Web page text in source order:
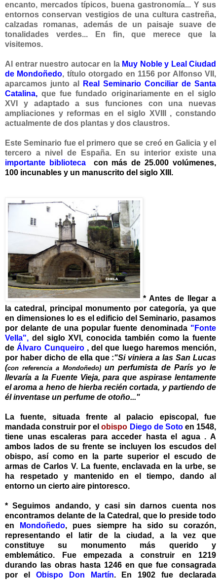
encanto, mercados típicos, buena gastronomía... Y sus
entornos conservan vestigios de una cultura castreña,
calzadas romanas, además de un paisaje suave de
tonalidades verdes... En fin, que merece que la
visitemos.
Al entrar nuestro autocar en la Muy Noble y Leal Ciudad
de Mondoñedo, título otorgado en 1156 por Alfonso VII,
aparcamos junto al
Real Seminario Conciliar de Santa
Catalina, que fue fundado originariamente en el siglo
XVI y adaptado a sus funciones con una nuevas
ampliaciones y reformas en el siglo XVIII , constando
actualmente de dos plantas y dos claustros.
Este Seminario fue el primero que se creó en Galicia y el
tercero a nivel de España. En su interior existe una
importante biblioteca
con más de 25.000 volúmenes,
100 incunables y un manuscrito del siglo XIII.
* Antes de llegar a
la catedral, principal monumento por categoría, ya que
en dimensiones lo es el edificio del Seminario, pasamos
por delante de una popular fuente denominada "Fonte
Vella", del siglo XVI, conocida también como la fuente
deÁlvaro Cunqueiro, del que luego haremos mención,
por haber dicho de ella que :"Si viniera a las San Lucas
(con referencia a Mondoñedo) un perfumista de París yo le
llevaría a la Fuente Vieja, para que aspirase lentamente
el aroma a heno de hierba recién cortada, y partiendo de
él inventase un perfume de otoño..."
La fuente, situada frente al palacio episcopal, fue
mandada construir por elobispo Diego de Soto en 1548,
tiene unas escaleras para acceder hasta el agua . A
ambos lados de su frente se incluyen los escudos del
obispo, así como en la parte superior el escudo de
armas de Carlos V. La fuente, enclavada en la urbe, se
ha respetado y mantenido en el tiempo, dando al
entorno un cierto aire pintoresco.
*Seguimos andando, y casi sin darnos cuenta nos
encontramos delante de la Catedral , que lo preside todo
en
Mondoñedo, pues siempre ha sido su corazón,
representando el latir de la ciudad, a la vez que
constituye su monumento más querido y
emblemático.
Fue empezada a construir en 1219
durando las obras hasta 1246 en que fue consagrada
por el Obispo Don Martín.En 1902 fue declarada